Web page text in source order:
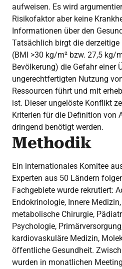
aufweisen. Es wird
Risikofaktor aber keine
Informationen über den
Tatsächlich birgt die
(BMI >30 kg/m² bzw. 27,5 kg/
Bevölkerung) die Gefahr einer
ungerechtfertigten Nutzung
Ressourcen führt und mit
ist. Dieser ungelöste Konflikt
Kriterien für die Definition von
dringend benötigt werden.
Methodik
Ein internationales Komitee
Experten aus 50 Ländern
Fachgebiete wurde rekrutiert:
Endokrinologie, Innere
metabolische Chirurgie,
Psychologie,
kardiovaskuläre Medizin,
öffentliche Gesundheit.
wurden in monatlichen